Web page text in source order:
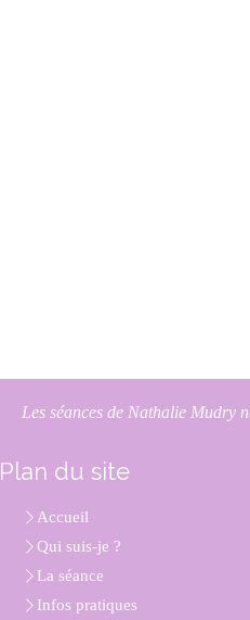
Les séances de Nathalie Mudry
Plan du site
Accueil
Qui suis-je ?
La séance
Infos pratiques